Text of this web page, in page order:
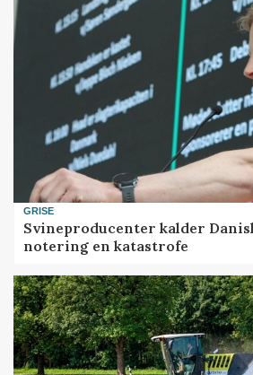
GRISE
Svineproducenter kalder
notering en katastrofe